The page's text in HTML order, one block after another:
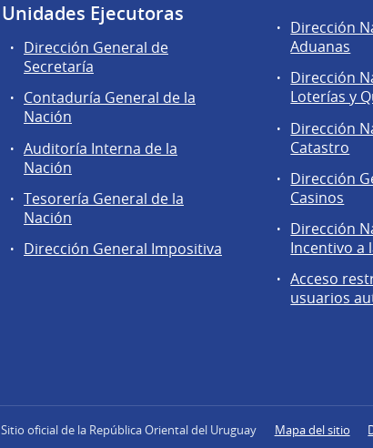
Unidades Ejecutoras
Dirección General de
Secretaría
Contaduría General de la
Nación
Auditoría Interna de la
Nación
Tesorería General de la
Nación
Dirección General Impositiva
Áreas
de
Dirección
General
de
Secretaría
Dirección
Aduanas
Dirección
Loterías y
Dirección
Catastro
Dirección
Casinos
Dirección
Incentivo a
Acceso
usuarios
Sitio oficial de la República Oriental del Uruguay Mapa del sitio